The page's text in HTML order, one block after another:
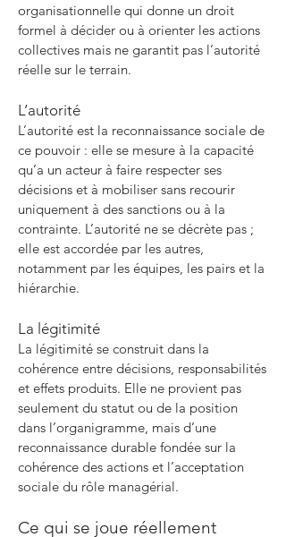
organisationnelle qui donne un droit
formel à décider ou à orienter les actions
collectives mais ne garantit pas l’autorité
réelle sur le terrain.
L’autorité
L’autorité est la reconnaissance sociale de
ce pouvoir : elle se mesure à la capacité
qu’a un acteur à faire respecter ses
décisions et à mobiliser sans recourir
uniquement à des sanctions ou à la
contrainte. L’autorité ne se décrète pas ;
elle est accordée par les autres,
notamment par les équipes, les pairs et la
hiérarchie.
La légitimité
La légitimité se construit dans la
cohérence entre décisions, responsabilités
et effets produits. Elle ne provient pas
seulement du statut ou de la position
dans l’organigramme, mais d’une
reconnaissance durable fondée sur la
cohérence des actions et l’acceptation
sociale du rôle managérial.
Ce qui se joue réellement